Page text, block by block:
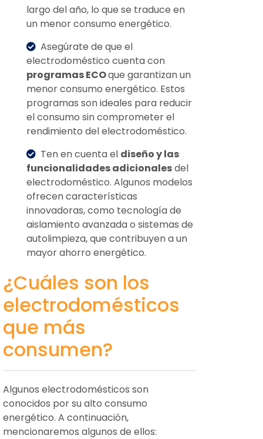
largo del año, lo que se traduce en
un menor consumo energético.
Asegúrate de que el
electrodoméstico cuenta con
programas ECOque garantizan un
menor consumo energético. Estos
programas son ideales para reducir
el consumo sin comprometer el
rendimiento del electrodoméstico.
Ten en cuenta el diseño y las
funcionalidades adicionalesdel
electrodoméstico. Algunos modelos
ofrecen características
innovadoras, como tecnología de
aislamiento avanzada o sistemas de
autolimpieza, que contribuyen a un
mayor ahorro energético.
¿Cuáles son los
electrodomésticos
que más
consumen?
Algunos electrodomésticos son
conocidos por su alto consumo
energético. A continuación,
mencionaremos algunos de ellos: